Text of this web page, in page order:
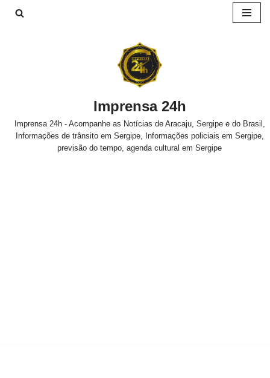
Imprensa 24h
Imprensa 24h - Acompanhe as Notícias de Aracaju, Sergipe e do Brasil,
Informações de trânsito em Sergipe, Informações policiais em Sergipe,
previsão do tempo, agenda cultural em Sergipe